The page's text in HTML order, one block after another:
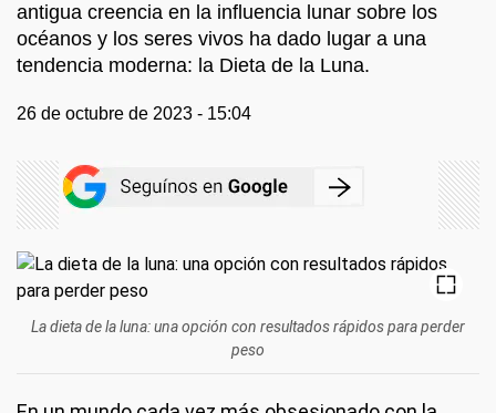
antigua creencia en la influencia lunar sobre los
océanos y los seres vivos ha dado lugar a una
tendencia moderna: la Dieta de la Luna.
26 de octubre de 2023 - 15:04
La dieta de la luna: una opción con resultados rápidos para perder
peso